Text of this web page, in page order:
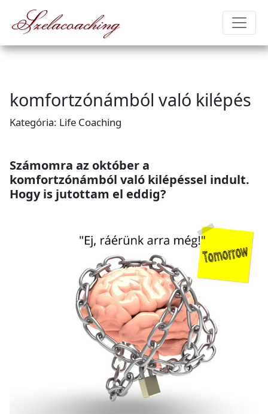
Szelacoaching
komfortzónámból való kilépés
Kategória: Life Coaching
Számomra az október a
komfortzónámból való kilépéssel indult.
Hogy is jutottam el eddig?